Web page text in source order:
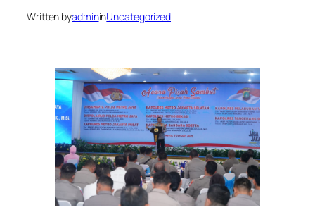
Written byadmininUncategorized